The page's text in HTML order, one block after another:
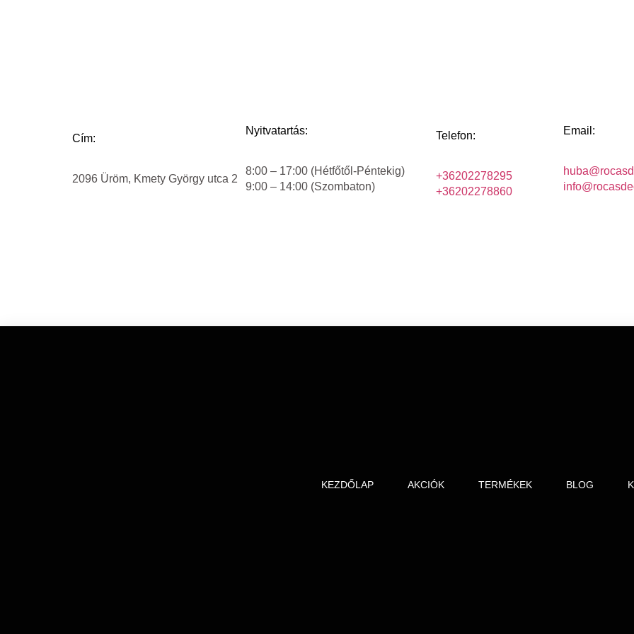
Cím:
2096 Üröm, Kmety György utca 2
Nyitvatartás:
8:00 – 17:00 (Hétfőtől-Péntekig)
9:00 – 14:00 (Szombaton)
Telefon:
+36202278295
+36202278860
Email:
KEZDŐLAP AKCIÓK TERMÉKEK BLOG